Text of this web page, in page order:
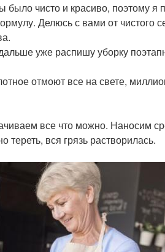
было чисто и красиво, поэтому
Делюсь с вами от чистого
уже распишу уборку
отмоют все на свете,
все что можно. Наносим
тереть, вся грязь растворилась.